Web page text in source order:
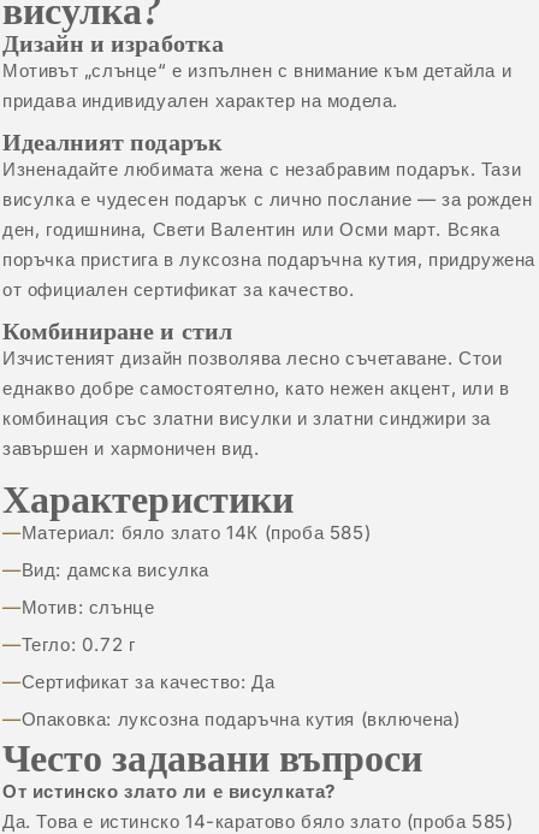
Дизайн и изработка
Мотивът „слънце“ е изпълнен с внимание към детайла и
придава индивидуален характер на модела.
Идеалният подарък
Изненадайте любимата жена с незабравим подарък. Тази
висулка е чудесен подарък с лично послание — за рожден
ден, годишнина, Свети Валентин или Осми март. Всяка
поръчка пристига в луксозна подаръчна кутия, придружена
от официален сертификат за качество.
Комбиниране и стил
Изчистеният дизайн позволява лесно съчетаване. Стои
еднакво добре самостоятелно, като нежен акцент, или в
комбинация със златни висулки излатни синджири за
завършен и хармоничен вид.
Характеристики
Материал: бяло злато 14К (проба 585)
Вид: дамска висулка
Мотив: слънце
Тегло: 0.72 г
Сертификат за качество: Да
Опаковка: луксозна подаръчна кутия (включена)
Често задавани въпроси
От истинско злато ли е висулката?
Да. Това е истинско 14-каратово бяло злато (проба 585)